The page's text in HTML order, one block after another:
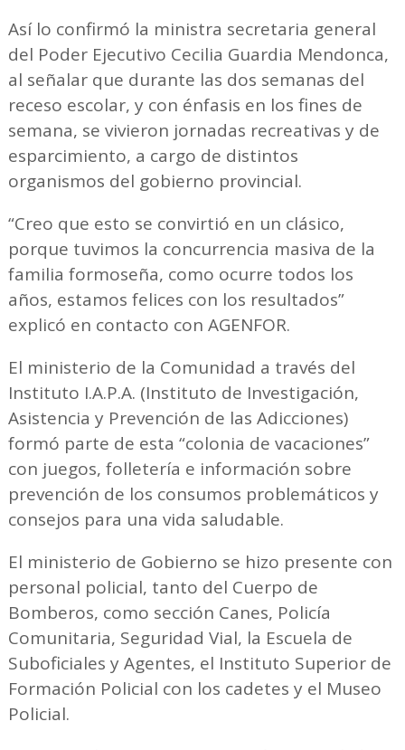
Así lo confirmó la ministra secretaria general
del Poder Ejecutivo Cecilia Guardia Mendonca,
al señalar que durante las dos semanas del
receso escolar, y con énfasis en los fines de
semana, se vivieron jornadas recreativas y de
esparcimiento, a cargo de distintos
organismos del gobierno provincial.
“Creo que esto se convirtió en un clásico,
porque tuvimos la concurrencia masiva de la
familia formoseña, como ocurre todos los
años, estamos felices con los resultados”
explicó en contacto con AGENFOR.
El ministerio de la Comunidad a través del
Instituto I.A.P.A. (Instituto de Investigación,
Asistencia y Prevención de las Adicciones)
formó parte de esta “colonia de vacaciones”
con juegos, folletería e información sobre
prevención de los consumos problemáticos y
consejos para una vida saludable.
El ministerio de Gobierno se hizo presente con
personal policial, tanto del Cuerpo de
Bomberos, como sección Canes, Policía
Comunitaria, Seguridad Vial, la Escuela de
Suboficiales y Agentes, el Instituto Superior de
Formación Policial con los cadetes y el Museo
Policial.